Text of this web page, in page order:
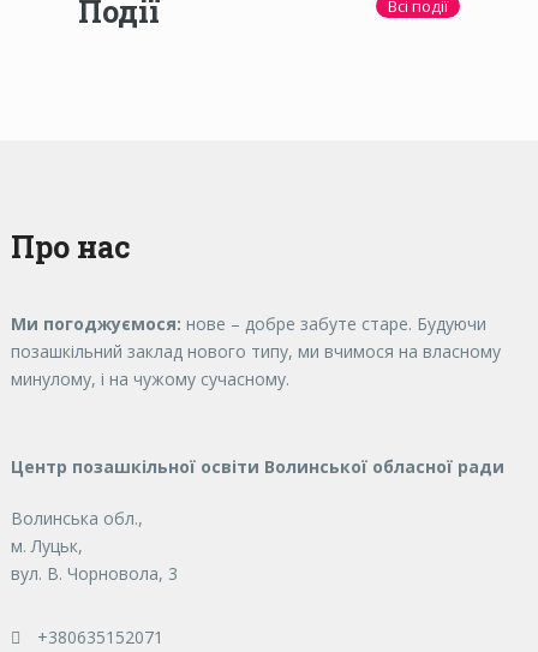
Події Всі події
Про нас
Ми погоджуємося: нове – добре забуте старе. Будуючи
позашкільний заклад нового типу, ми вчимося на власному
минулому, і на чужому сучасному.
Центр позашкільної освіти Волинської обласної ради
Волинська обл.,
м. Луцьк,
вул. В. Чорновола, 3
+380635152071